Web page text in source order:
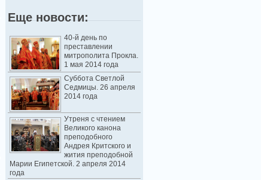
Еще новости:
40-й день по
преставлении
митрополита Прокла.
1 мая 2014 года
Суббота Светлой
Седмицы. 26 апреля
2014 года
Утреня с чтением
Великого канона
преподобного
Андрея Критского и
жития преподобной
Марии Египетской. 2 апреля 2014
года